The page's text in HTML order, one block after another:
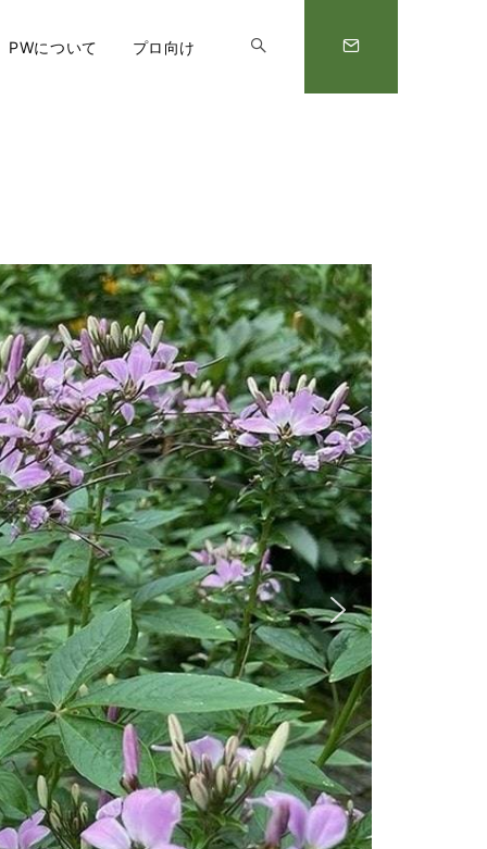
PWについて プロ向け